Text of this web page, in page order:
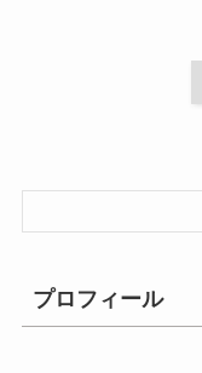
プロフィール